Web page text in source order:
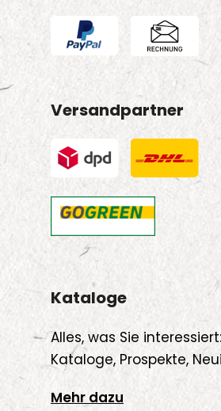
Versandpartner
Kataloge
Alles, was Sie interessiert:
Kataloge, Prospekte,
Mehr dazu